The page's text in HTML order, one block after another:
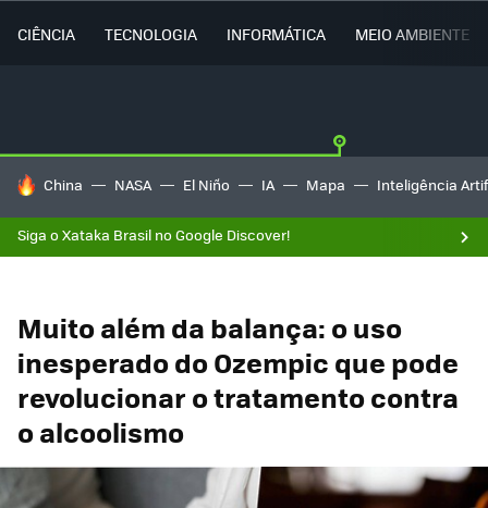
CIÊNCIA TECNOLOGIA INFORMÁTICA MEIO AMBIENTE
TENDÊNCIAS DO DIA
China NASA El Niño IA Mapa Inteligência
Siga o Xataka Brasil no Google Discover!
Muito além da balança: o uso
inesperado do Ozempic que pode
revolucionar o tratamento contra
o alcoolismo